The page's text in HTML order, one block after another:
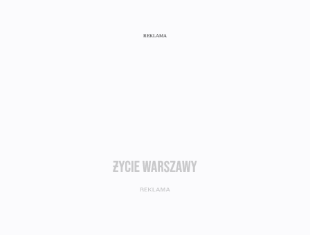
REKLAMA